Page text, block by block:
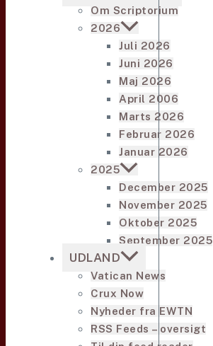
Om Scriptorium
2026
Juli 2026
Juni 2026
Maj 2026
April 2006
Marts 2026
Februar 2026
Januar 2026
2025
December 2025
November 2025
Oktober 2025
September 2025
UDLAND
Vatican News
Crux Now
Nyheder fra EWTN
RSS Feeds – oversigt